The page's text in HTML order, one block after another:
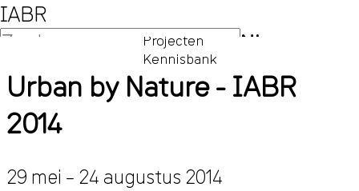
IABR
NL
EN
Projecten
Kennisbank
Urban by Nature - IABR
2014
29 mei – 24 augustus 2014